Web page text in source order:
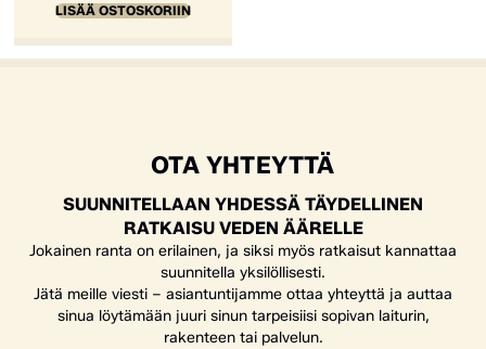
LISÄÄ OSTOSKORIIN
OTA YHTEYTTÄ
SUUNNITELLAAN YHDESSÄ TÄYDELLINEN
RATKAISU VEDEN ÄÄRELLE
Jokainen ranta on erilainen, ja siksi myös ratkaisut kannattaa
suunnitella yksilöllisesti.
Jätä meille viesti – asiantuntijamme ottaa yhteyttä ja auttaa
sinua löytämään juuri sinun tarpeisiisi sopivan laiturin,
rakenteen tai palvelun.